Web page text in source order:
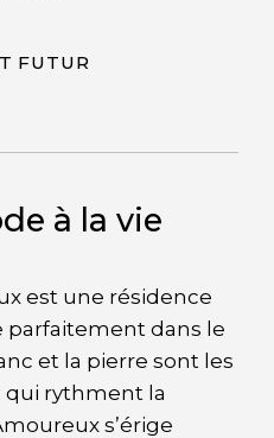
FUTUR
à la vie
est une résidence
parfaitement dans le
et la pierre sont les
rythment la
s’érige